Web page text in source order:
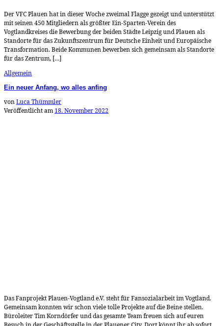
Der VFC Plauen hat in dieser Woche zweimal Flagge gezeigt und unterstützt
mit seinen 450 Mitgliedern als größter Ein-Sparten-Verein des
Vogtlandkreises die Bewerbung der beiden Städte Leipzig und Plauen als
Standorte für das Zukunftszentrum für Deutsche Einheit und Europäische
Transformation. Beide Kommunen bewerben sich gemeinsam als Standorte
für das Zentrum, […]
Allgemein
Ein neuer Anfang, wo alles anfing
vonLuca Thümmler
Veröffentlicht am 18. November 2022
Das Fanprojekt Plauen-Vogtland e.V. steht für Fansozialarbeit im Vogtland.
Gemeinsam konnten wir schon viele tolle Projekte auf die Beine stellen.
Büroleiter Tim Korndörfer und das gesamte Team freuen sich auf euren